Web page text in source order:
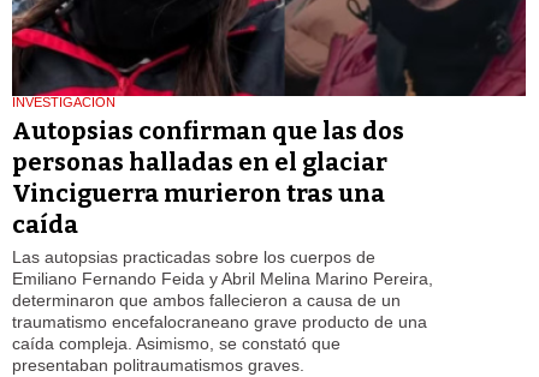
INVESTIGACIÓN
Autopsias confirman que las dos
personas halladas en el glaciar
Vinciguerra murieron tras una
caída
Las autopsias practicadas sobre los cuerpos de
Emiliano Fernando Feida y Abril Melina Marino Pereira,
determinaron que ambos fallecieron a causa de un
traumatismo encefalocraneano grave producto de una
caída compleja. Asimismo, se constató que
presentaban politraumatismos graves.